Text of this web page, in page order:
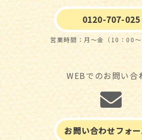
0120-707-025
営業時間：月～金（10：00
WEBでのお問い合
お問い合わせフォ